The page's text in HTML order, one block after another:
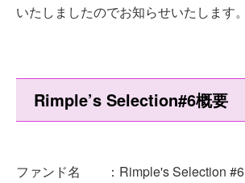
いたしましたのでお知らせいたします。
Rimple’s Selection#6概要
ファンド名 ：Rimple's Selection #6